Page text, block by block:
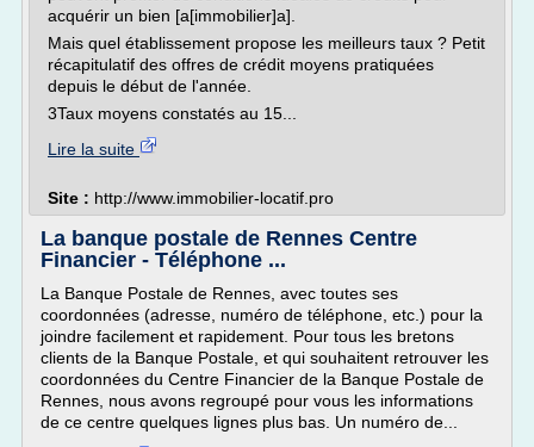
acquérir un bien [a[immobilier]a].
Mais quel établissement propose les meilleurs taux ? Petit
récapitulatif des offres de crédit moyens pratiquées
depuis le début de l'année.
3Taux moyens constatés au 15...
Lire la suite
Site : http://www.immobilier-locatif.pro
La banque postale de Rennes Centre
Financier - Téléphone ...
La Banque Postale de Rennes, avec toutes ses
coordonnées (adresse, numéro de téléphone, etc.) pour la
joindre facilement et rapidement. Pour tous les bretons
clients de la Banque Postale, et qui souhaitent retrouver les
coordonnées du Centre Financier de la Banque Postale de
Rennes, nous avons regroupé pour vous les informations
de ce centre quelques lignes plus bas. Un numéro de...